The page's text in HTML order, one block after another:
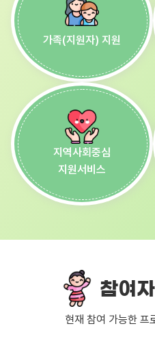
가족(지원자) 지원
지역사회중심
지원서비스
참여
현재 참여 가능한 프